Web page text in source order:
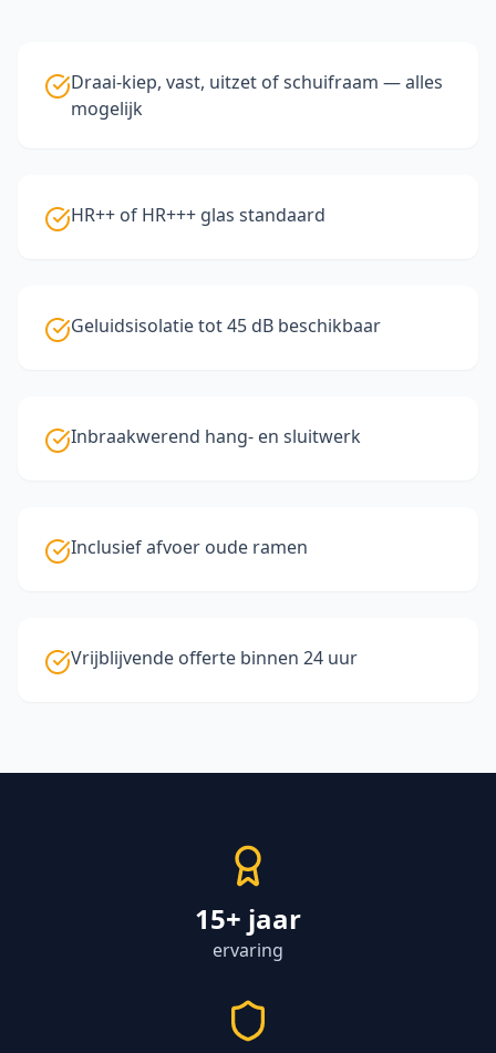
Draai-kiep, vast, uitzet of schuifraam — alles
mogelijk
HR++ of HR+++ glas standaard
Geluidsisolatie tot 45 dB beschikbaar
Inbraakwerend hang- en sluitwerk
Inclusief afvoer oude ramen
Vrijblijvende offerte binnen 24 uur
15+ jaar
ervaring